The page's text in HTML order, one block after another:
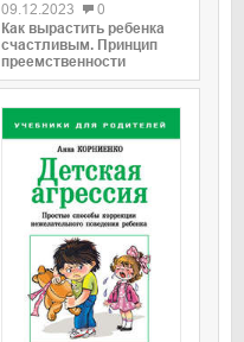
09.12.2023
0
Как вырастить ребенка
счастливым. Принцип
преемственности